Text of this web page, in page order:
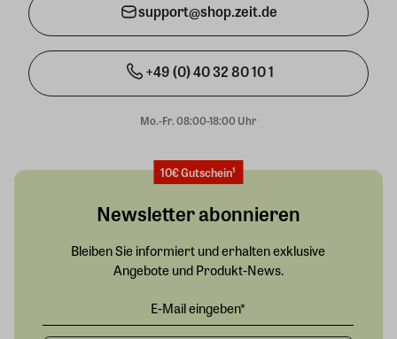
support@shop.zeit.de
+49 (0) 40 32 80 10 1
Mo.-Fr. 08:00-18:00 Uhr
10€ Gutschein¹
Newsletter abonnieren
Bleiben Sie informiert und erhalten exklusive
Angebote und Produkt-News.